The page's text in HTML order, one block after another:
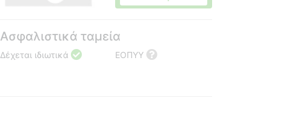
Ασφαλιστικά ταμεία
Δέχεται ιδιωτικά ΕΟΠΥΥ